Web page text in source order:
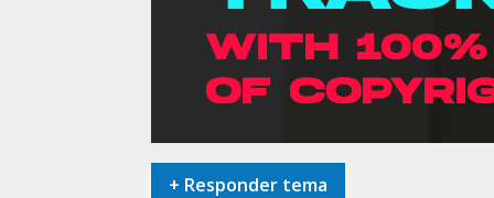
+ Responder tema